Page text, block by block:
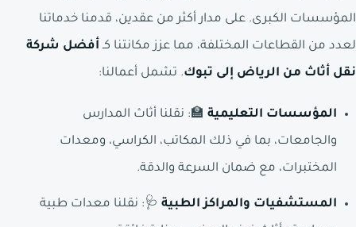
المؤسسات الكبرى. على مدار أكثر من عقدين، قدمنا خدماتنا
لعدد من القطاعات المختلفة، مما عزز مكانتنا كـ أفضل شركة
نقل أثاث من الرياض إلى تبوك. تشمل أعمالنا:
المؤسسات التعليمية🏫: نقلنا أثاث المدارس
والجامعات، بما في ذلك المكاتب، الكراسي، ومعدات
المختبرات، مع ضمان السرعة والدقة.
المستشفيات والمراكز الطبية🩺: نقلنا معدات طبية